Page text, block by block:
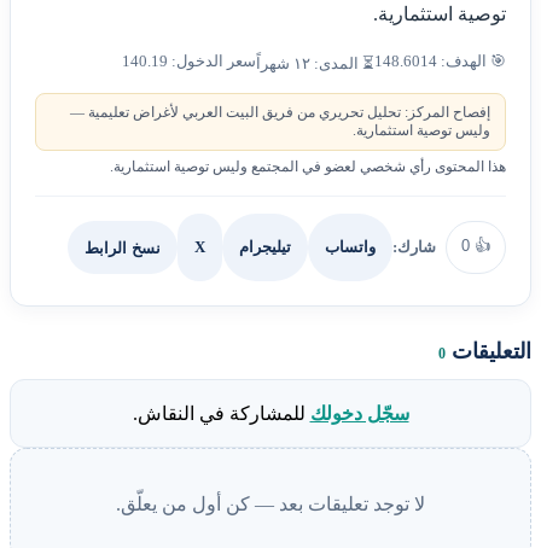
توصية استثمارية.
🎯 الهدف: 148.6014 ⏳ المدى: ١٢ شهراً سعر الدخول: 140.19
إفصاح المركز: تحليل تحريري من فريق البيت العربي لأغراض تعليمية —
وليس توصية استثمارية.
هذا المحتوى رأي شخصي لعضو في المجتمع وليس توصية استثمارية.
👍
0 شارك: واتساب تيليجرام X نسخ الرابط
التعليقات 0
سجّل دخولك للمشاركة في النقاش.
لا توجد تعليقات بعد — كن أول من يعلّق.